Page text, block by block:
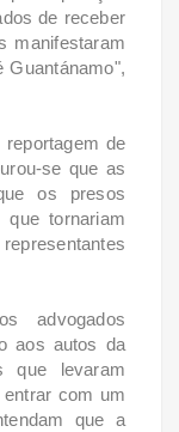
de receber
manifestaram
Guantánamo",
de
se que as
os presos
tornariam
advogados
aos autos da
que levaram
com um
que a